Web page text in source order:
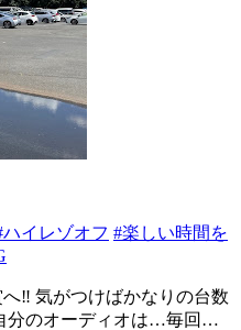
ハイレゾオフ #楽しい時間を
‼️ 気がつけばかなりの台数
分のオーディオは…毎回…